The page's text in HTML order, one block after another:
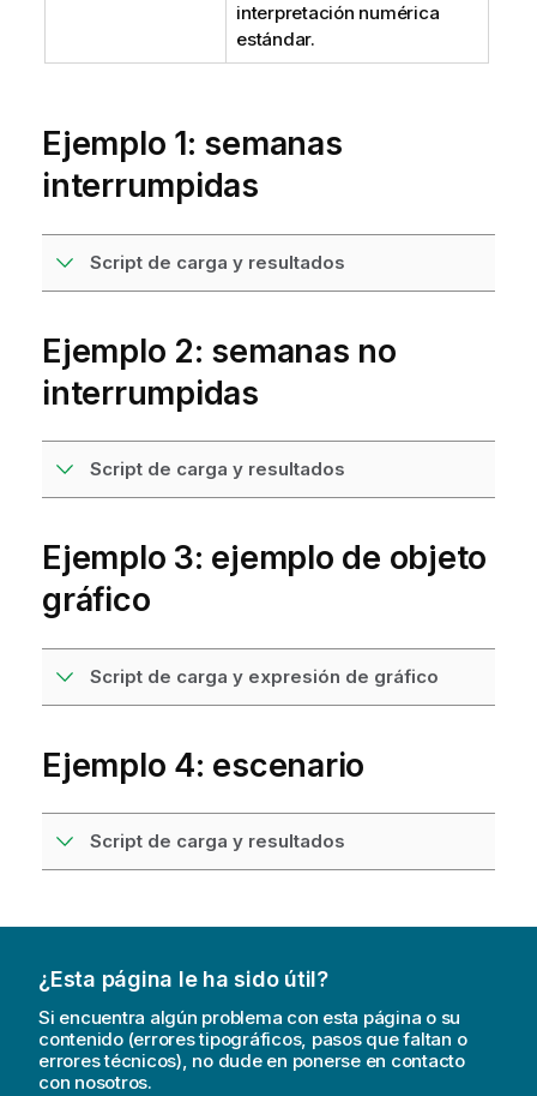
interpretación numérica
estándar.
Ejemplo 1: semanas
interrumpidas
Script de carga y resultados
Ejemplo 2: semanas no
interrumpidas
Script de carga y resultados
Ejemplo 3: ejemplo de objeto
gráfico
Script de carga y expresión de gráfico
Ejemplo 4: escenario
Script de carga y resultados
¿Esta página le ha sido útil?
Si encuentra algún problema con esta página o su
contenido (errores tipográficos, pasos que faltan o
errores técnicos), no dude en ponerse en contacto
con nosotros.